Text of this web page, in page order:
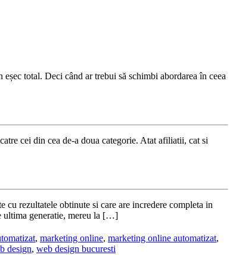
total. Deci când ar trebui să schimbi abordarea în ceea
cei din cea de-a doua categorie. Atat afiliatii, cat si
rezultatele obtinute si care are incredere completa in
ultima generatie, mereu la […]
, marketing online, marketing online automatizat,
design, web design bucuresti